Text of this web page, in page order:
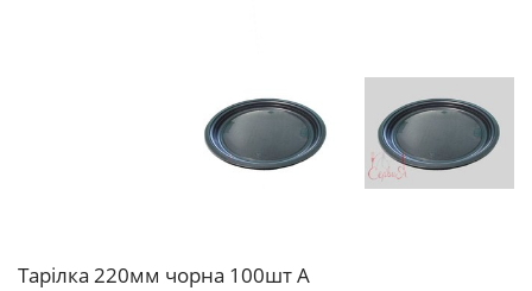
Тарілка 220мм чорна 100шт А